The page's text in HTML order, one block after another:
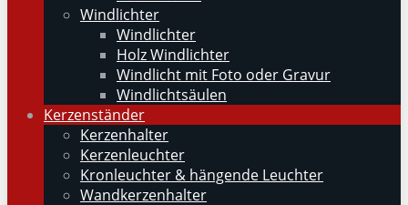
Windlichter
Windlichter
Holz Windlichter
Windlicht mit Foto oder Gravur
Windlichtsäulen
Kerzenständer
Kerzenhalter
Kerzenleuchter
Kronleuchter & hängende Leuchter
Wandkerzenhalter